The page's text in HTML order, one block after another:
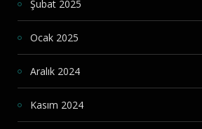
Şubat 2025
Ocak 2025
Aralık 2024
Kasım 2024